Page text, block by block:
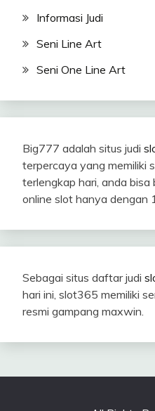
Informasi Judi
Seni Line Art
Seni One Line Art
Big777 adalah situs judi
terpercaya yang memiliki
terlengkap hari, anda bisa
online slot hanya dengan
Sebagai situs daftar judi
hari ini, slot365 memiliki
resmi gampang maxwin.